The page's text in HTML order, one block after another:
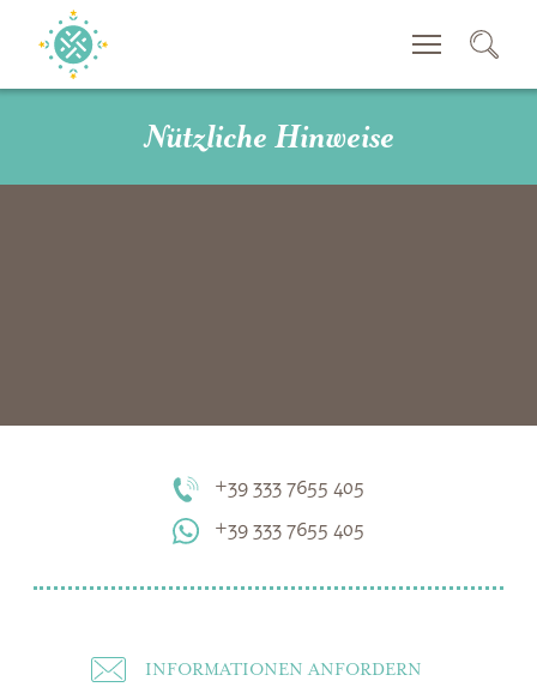
Nützliche Hinweise
+39 333 7655 405
+39 333 7655 405
INFORMATIONEN ANFORDERN
SUCHEN